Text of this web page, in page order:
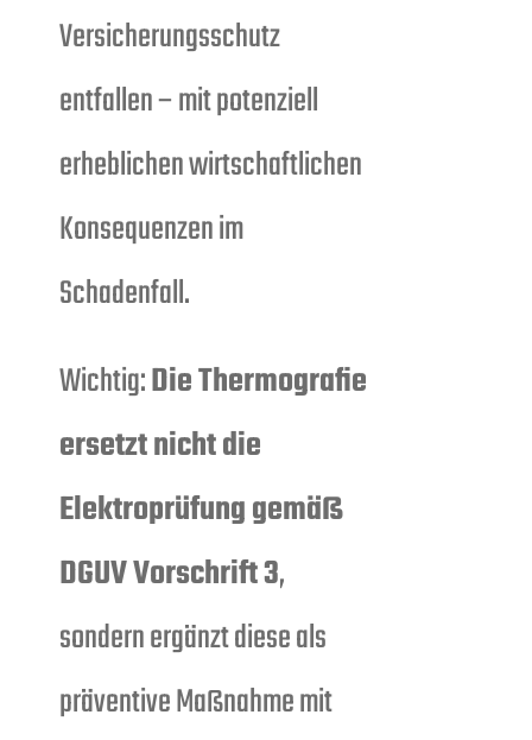
Versicherungsschutz
entfallen – mit potenziell
erheblichen wirtschaftlichen
Konsequenzen im
Schadenfall.
Wichtig:Die Thermografie
ersetzt nicht die
Elektroprüfung gemäß
DGUV Vorschrift 3,
sondern ergänzt diese als
präventive Maßnahme mit